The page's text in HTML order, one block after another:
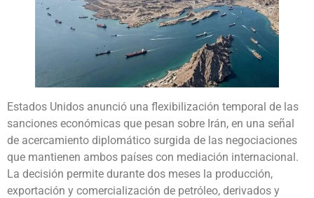
Estados Unidos anunció una flexibilización temporal de las
sanciones económicas que pesan sobre Irán, en una señal
de acercamiento diplomático surgida de las negociaciones
que mantienen ambos países con mediación internacional.
La decisión permite durante dos meses la producción,
exportación y comercialización de petróleo, derivados y